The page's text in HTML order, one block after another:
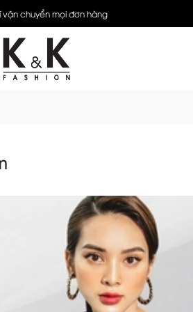
vận chuyển mọi đơn hàng